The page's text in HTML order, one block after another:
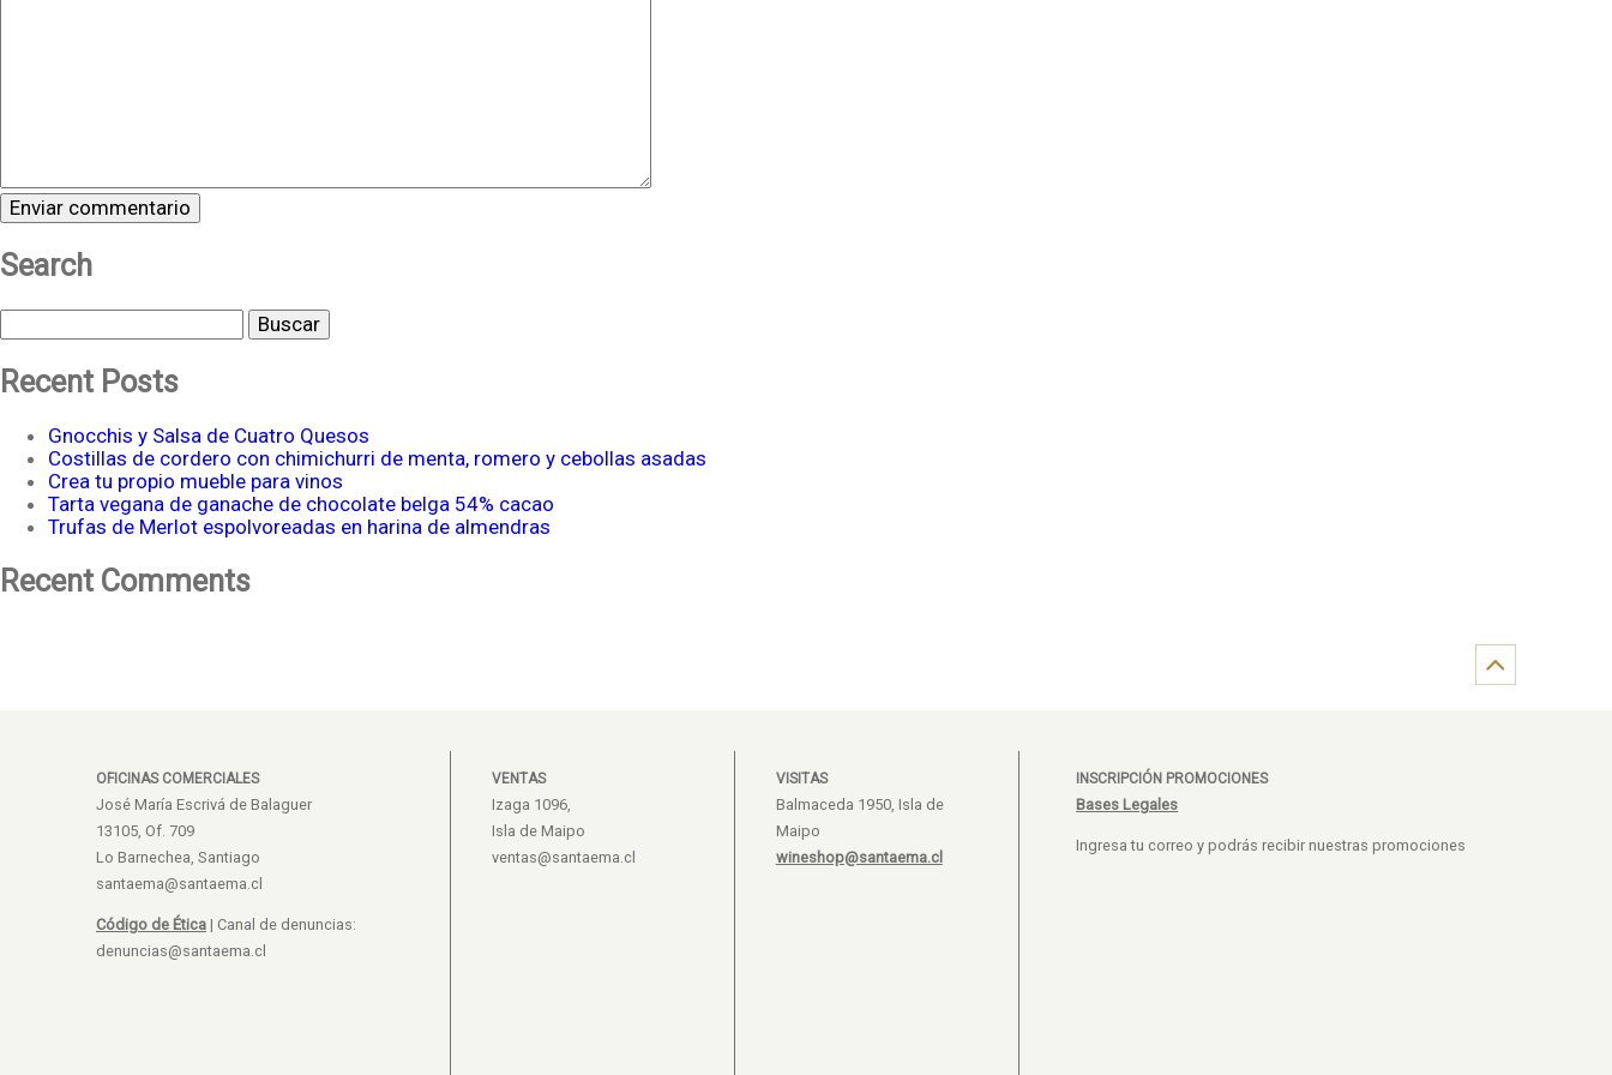
Search
Buscar
Recent Posts
Gnocchis y Salsa de Cuatro Quesos
Costillas de cordero con chimichurri de menta, romero y cebollas asadas
Crea tu propio mueble para vinos
Tarta vegana de ganache de chocolate belga 54% cacao
Trufas de Merlot espolvoreadas en harina de almendras
Recent Comments
OFICINAS COMERCIALES
José María Escrivá de Balaguer
13105, Of. 709
Lo Barnechea, Santiago
santaema@santaema.cl
Código de Ética | Canal de denuncias:
denuncias@santaema.cl
VENTAS
Izaga 1096,
Isla de Maipo
ventas@santaema.cl
VISITAS
Balmaceda 1950, Isla de
Maipo
wineshop@santaema.cl
INSCRIPCIÓN PROMOCIONES
Bases Legales
Ingresa tu correo y podrás recibir nuestras promociones